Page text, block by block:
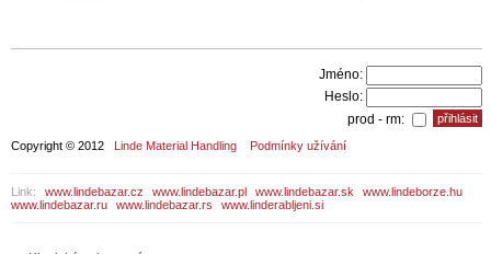
Jméno:
Heslo:
prod - rm:
Copyright © 2012 Linde Material Handling Podmínky užívání
Link: www.lindebazar.cz www.lindebazar.pl www.lindebazar.sk
www.lindeborze.hu
www.lindebazar.ru
www.lindebazar.rs www.linderabljeni.si